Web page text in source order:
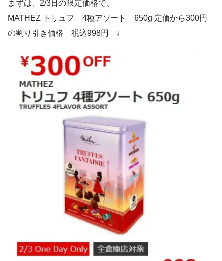
まずは、2/3日の限定価格で、
MATHEZ トリュフ 4種アソート 650g 定価から300円
の割り引き価格 税込998円 ↓